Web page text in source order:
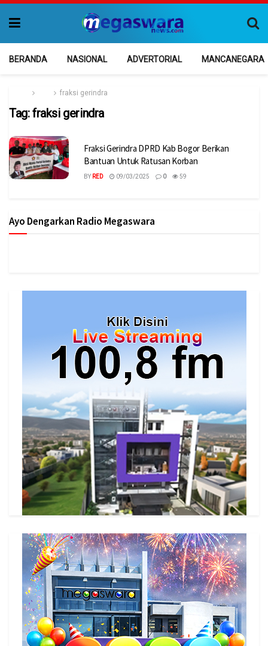
BERANDA NASIONAL ADVERTORIAL MANCANEGARA
fraksi gerindra
Tag:fraksi gerindra
Fraksi Gerindra DPRD Kab Bogor Berikan
Bantuan Untuk Ratusan Korban
BY RED 09/03/2025 0 59
Ayo Dengarkan Radio Megaswara